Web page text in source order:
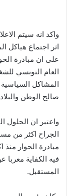
واكد انه سيتم
اثر اجتماع هياكل
على ان مبادرة
العام التونسي
المشاكل
صالح الوطن
واعتبر ان الحلول
الجراح اكثر من
مبادرة الحوار منذ
فيه الكفاية
المستقبل.